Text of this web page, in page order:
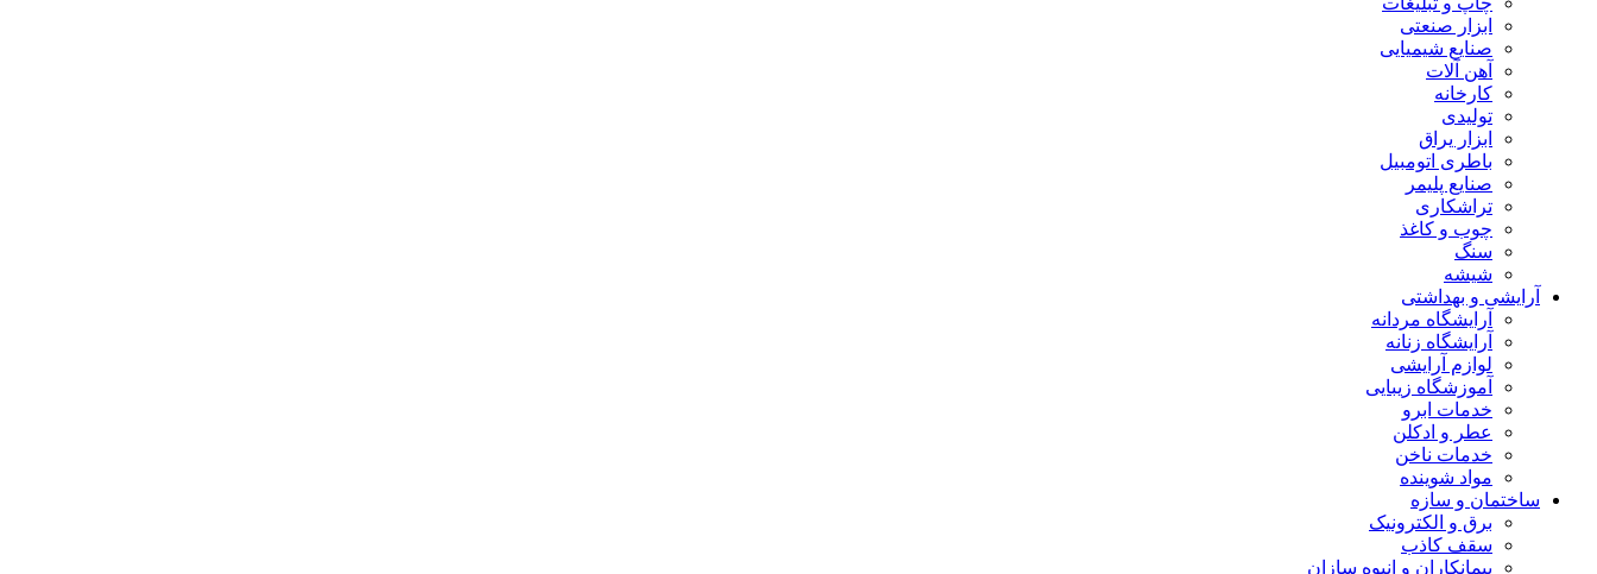
ابزار صنعتی
صنایع شیمیایی
آهن آلات
کارخانه
تولیدی
ابزار یراق
باطری اتومبیل
صنایع پلیمر
تراشکاری
چوب و کاغذ
سنگ
شیشه
آرایشی و بهداشتی
آرایشگاه مردانه
آرایشگاه زنانه
لوازم آرایشی
آموزشگاه زیبایی
خدمات ابرو
عطر و ادکلن
خدمات ناخن
مواد شوینده
ساختمان و سازه
برق و الکترونیک
سقف کاذب
پیمانکاران و انبوه سازان